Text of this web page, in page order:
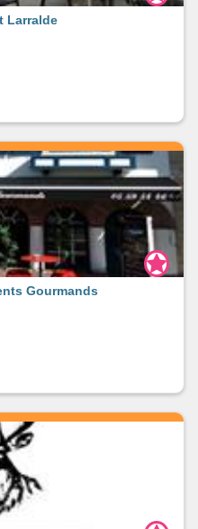
Larralde
Gourmands